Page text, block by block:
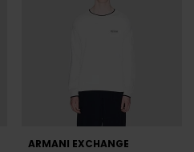
ARMANI EXCHANGE